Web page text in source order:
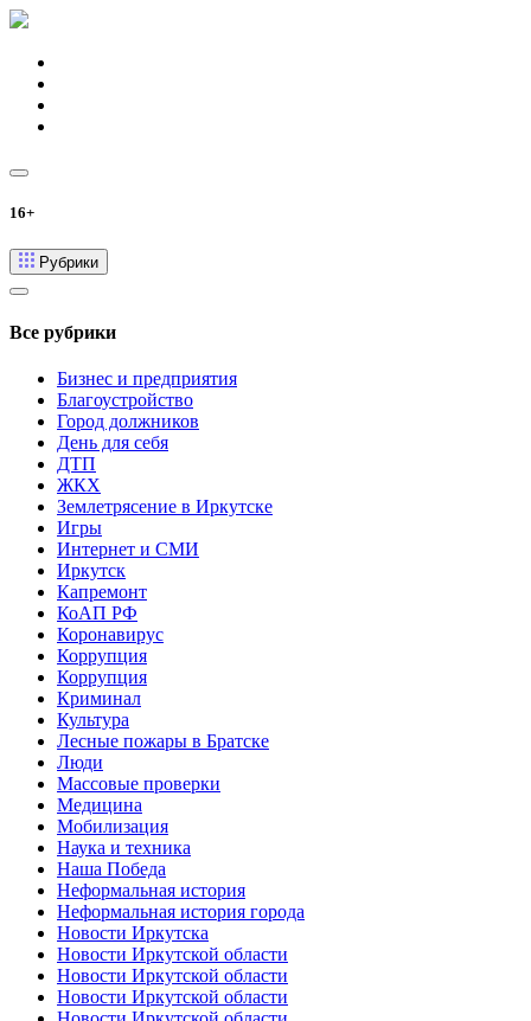
16+
Рубрики
Все рубрики
Бизнес и предприятия
Благоустройство
Город должников
День для себя
ДТП
ЖКХ
Землетрясение в Иркутске
Игры
Интернет и СМИ
Иркутск
Капремонт
КоАП РФ
Коронавирус
Коррупция
Коррупция
Криминал
Культура
Лесные пожары в Братске
Люди
Массовые проверки
Медицина
Мобилизация
Наука и техника
Наша Победа
Неформальная история
Неформальная история города
Новости Иркутска
Новости Иркутской области
Новости Иркутской области
Новости Иркутской области